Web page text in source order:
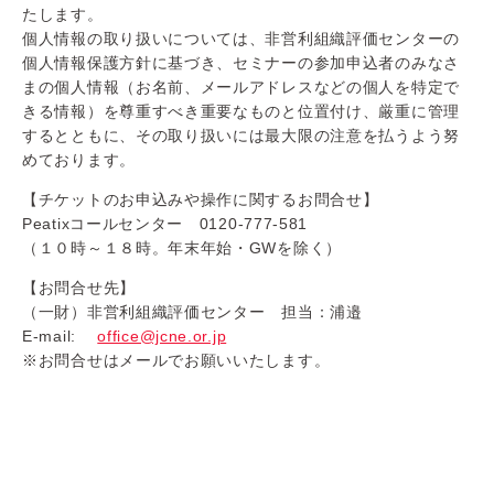
たします。
個人情報の取り扱いについては、非営利組織評価センターの
個人情報保護方針に基づき、セミナーの参加申込者のみなさ
まの個人情報（お名前、メールアドレスなどの個人を特定で
きる情報）を尊重すべき重要なものと位置付け、厳重に管理
するとともに、その取り扱いには最大限の注意を払うよう努
めております。
【チケットのお申込みや操作に関するお問合せ】
Peatixコールセンター 0120-777-581
（１０時～１８時。年末年始・GWを除く）
【お問合せ先】
（一財）非営利組織評価センター 担当：浦邉
E-mail:office@jcne.or.jp
※お問合せはメールでお願いいたします。